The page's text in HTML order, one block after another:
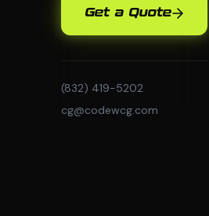
Get a Quote
(832) 419-5202
cg@codewcg.com